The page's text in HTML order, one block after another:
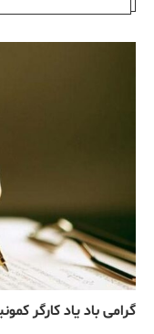
گرامی باد یاد کارگر